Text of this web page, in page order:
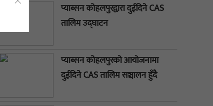
प्याब्सन कोहलपुरद्वारा दुईदिने CAS
तालिम उद्घाटन
प्याब्सन कोहलपुरको आयोजनामा
दुईदिने CAS तालिम सञ्चालन हुँदै